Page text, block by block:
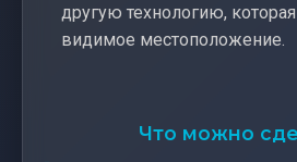
другую технологию,
видимое местоположение.
Что можно